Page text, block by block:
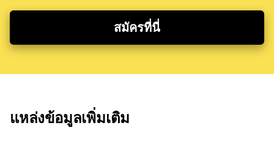
สมัครที่นี่
แหล่งข้อมูลเพิ่มเติม